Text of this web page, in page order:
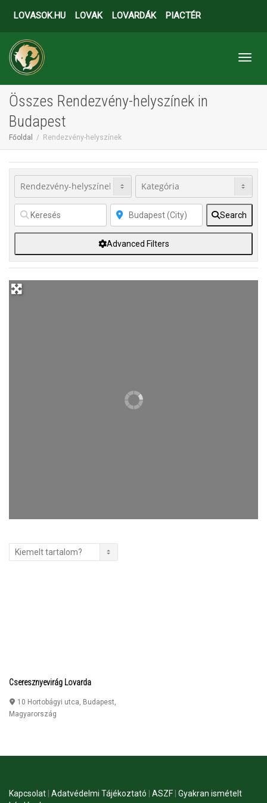
LOVASOK.HU LOVAK LOVARDÁK PIACTÉR
Összes Rendezvény-helyszínek in
Budapest
Főoldal Rendezvény-helyszínek
Search
Advanced Filters
Cseresznyevirág Lovarda
10 Hortobágyi utca, Budapest,
Magyarország
Kapcsolat Adatvédelmi Tájékoztató ASZF Gyakran ismételt